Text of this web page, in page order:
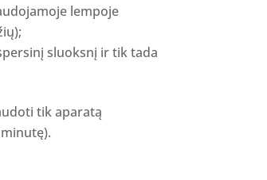
lempoje
sluoksnį ir tik tada
tik aparatą